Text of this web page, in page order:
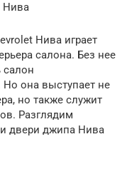
Нива
Нива играет
салона. Без нее
салон
она выступает не
но также служит
Разглядим
двери джипа Нива